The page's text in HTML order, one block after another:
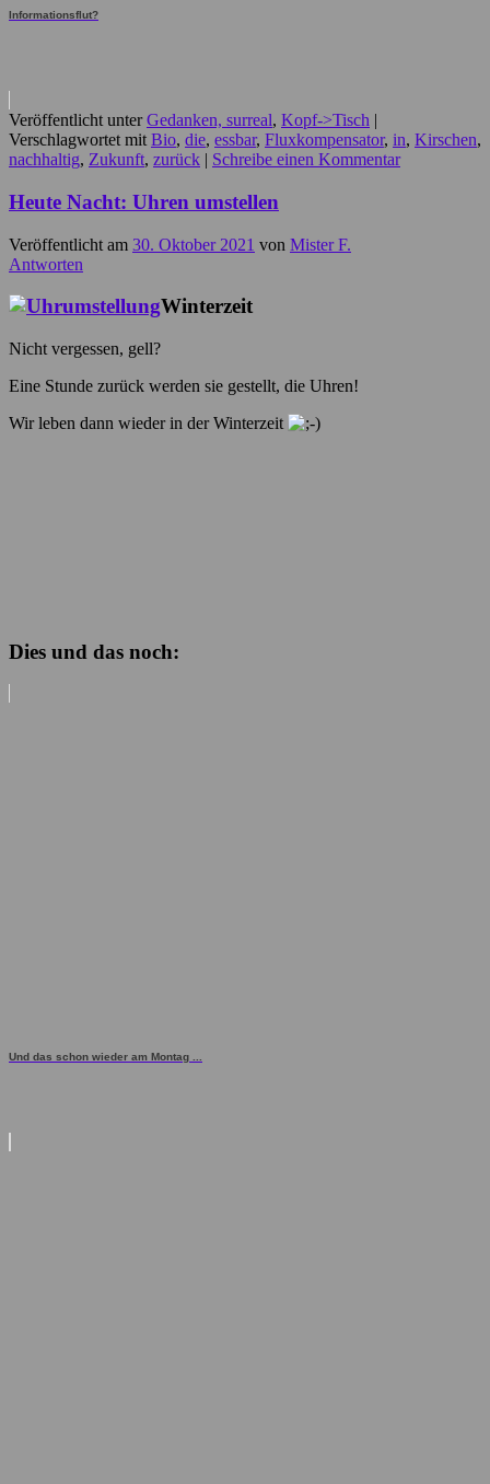
Informationsflut?
Veröffentlicht unter Gedanken, surreal, Kopf->Tisch |
Verschlagwortet mit Bio, die, essbar, Fluxkompensator, in, Kirschen,
nachhaltig, Zukunft, zurück | Schreibe einen Kommentar
Heute Nacht: Uhren umstellen
Veröffentlicht am 30. Oktober 2021 von Mister F.
Antworten
Winterzeit
Nicht vergessen, gell?
Eine Stunde zurück werden sie gestellt, die Uhren!
Wir leben dann wieder in der Winterzeit
Dies und das noch:
Und das schon wieder am Montag ...